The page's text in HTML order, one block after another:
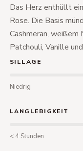
Das Herz enthüllt
Rose. Die Basis
Cashmeran, weißem
Patchouli, Vanille
SILLAGE
Niedrig
LANGLEBIGKEIT
< 4 Stunden